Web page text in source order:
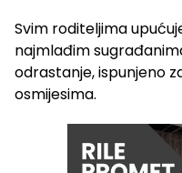
Svim roditeljima
najmlađim
odrastanje, ispunjeno
osmijesima.